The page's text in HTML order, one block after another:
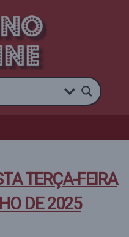
TERÇA-FEIRA
DE 2025